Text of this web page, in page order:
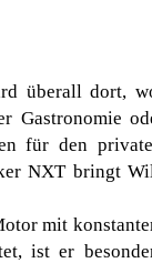
überall dort,
Gastronomie
für den
NXT bringt
mit
ist er